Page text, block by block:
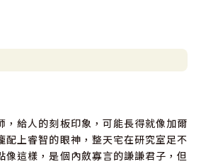
，給人的刻板印象，可能長得就像加爾
配上睿智的眼神，整天宅在研究室足不
像這樣，是個內斂寡言的謙謙君子，但